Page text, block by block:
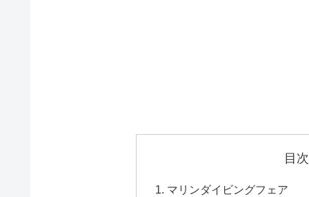
目次
マリンダイビングフェア